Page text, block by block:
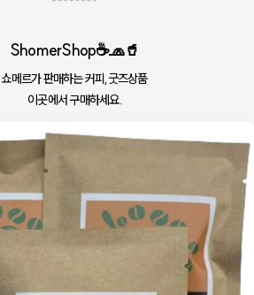
ShomerShop☕🧢🥤
쇼메르가 판매하는 커피,굿즈상품
이곳에서 구매하세요.